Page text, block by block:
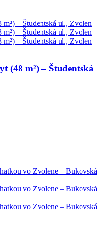
(48 m²) – Študentská